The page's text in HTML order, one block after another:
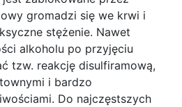
gromadzi się we krwi i
stężenie. Nawet
alkoholu po przyjęciu
tzw. reakcję disulfiramową,
i bardzo
Do najczęstszych